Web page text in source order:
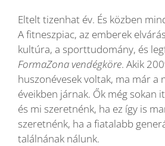
Karrier
Eltelt tizenhat év. És közben
A fitneszpiac, az emberek
kultúra, a sporttudomány, és
FormaZona vendégköre. Akik
huszonévesek voltak, ma már a
éveikben járnak. Ők még sokan
és mi szeretnénk, ha ez így is
szeretnénk, ha a fiatalabb
találnának nálunk.